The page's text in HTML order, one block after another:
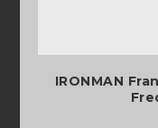
IRONMAN